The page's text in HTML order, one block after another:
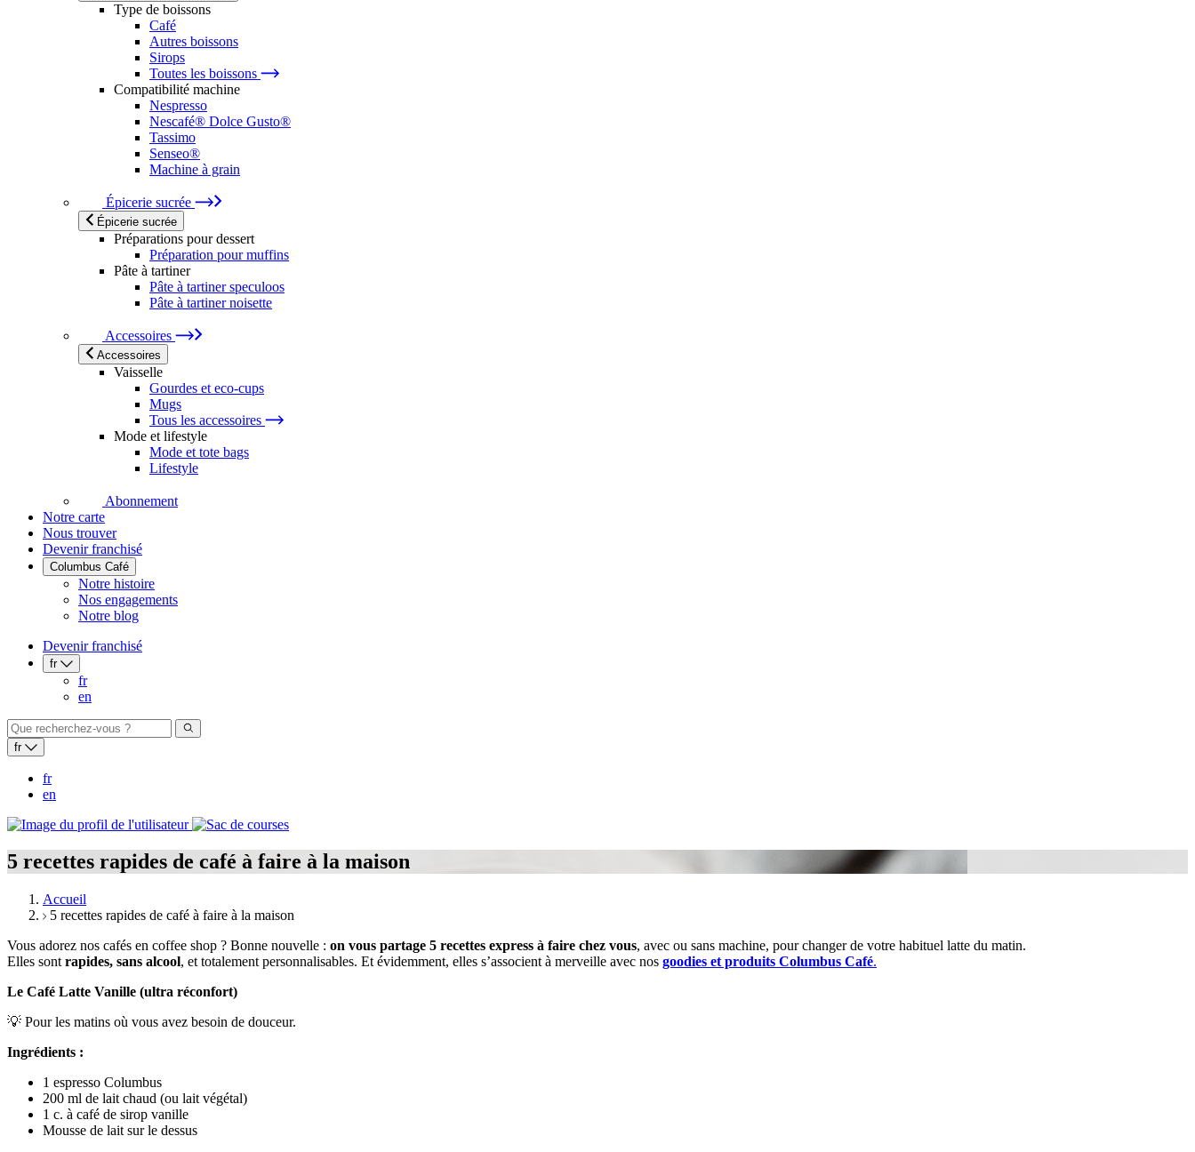
Type de boissons
Café
Autres boissons
Sirops
Toutes les boissons
Compatibilité machine
Nespresso
Nescafé® Dolce Gusto®
Tassimo
Senseo®
Machine à grain
Épicerie sucrée
Épicerie sucrée
Préparations pour dessert
Préparation pour muffins
Pâte à tartiner
Pâte à tartiner speculoos
Pâte à tartiner noisette
Accessoires
Accessoires
Vaisselle
Gourdes et eco-cups
Mugs
Tous les accessoires
Mode et lifestyle
Mode et tote bags
Lifestyle
Abonnement
Notre carte
Nous trouver
Devenir franchisé
Columbus Café
Notre histoire
Nos engagements
Notre blog
Devenir franchisé
fr
fr
en
fr
fr
en
5 recettes rapides de café à faire à la maison
Accueil
5 recettes rapides de café à faire à la maison
Vous adorez nos cafés en coffee shop ? Bonne nouvelle : on vous partage 5 recettes express à faire chez vous, avec ou sans machine, pour changer de votre habituel latte du matin.
Elles sont rapides, sans alcool, et totalement personnalisables. Et évidemment, elles s’associent à merveille avec nos goodies et produits Columbus Café.
Le Café Latte Vanille (ultra réconfort)
💡 Pour les matins où vous avez besoin de douceur.
Ingrédients :
1 espresso Columbus
200 ml de lait chaud (ou lait végétal)
1 c. à café de sirop vanille
Mousse de lait sur le dessus